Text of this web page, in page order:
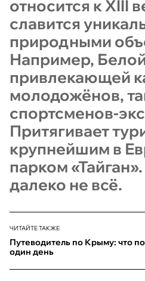
относится к XIII
славится
природными
Например,
привлекающей
молодожёнов,
спортсменов-
Притягивает
крупнейшим в
парком
далеко не всё.
ЧИТАЙТЕ ТАКЖЕ
Путеводитель по Крыму: что
один день